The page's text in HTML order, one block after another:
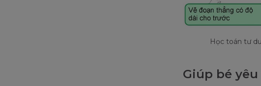
Học toán tư
Giúp bé